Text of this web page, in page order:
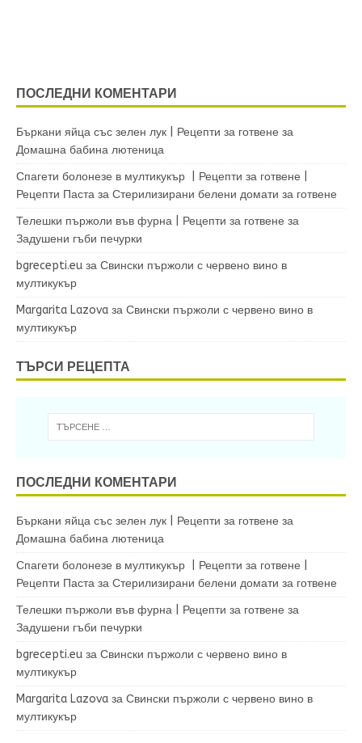
ПОСЛЕДНИ КОМЕНТАРИ
Бъркани яйца със зелен лук | Рецепти за готвене за
Домашна бабина лютеница
Спагети болонезе в мултикукър | Рецепти за готвене |
Рецепти Паста за Стерилизирани белени домати за готвене
Телешки пържоли във фурна | Рецепти за готвене за
Задушени гъби печурки
bgrecepti.eu за Свински пържоли с червено вино в
мултикукър
Margarita Lazova за Свински пържоли с червено вино в
мултикукър
ТЪРСИ РЕЦЕПТА
ПОСЛЕДНИ КОМЕНТАРИ
Бъркани яйца със зелен лук | Рецепти за готвене за
Домашна бабина лютеница
Спагети болонезе в мултикукър | Рецепти за готвене |
Рецепти Паста за Стерилизирани белени домати за готвене
Телешки пържоли във фурна | Рецепти за готвене за
Задушени гъби печурки
bgrecepti.eu за Свински пържоли с червено вино в
мултикукър
Margarita Lazova за Свински пържоли с червено вино в
мултикукър